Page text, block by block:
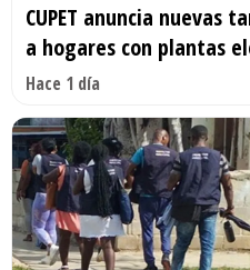
CUPET anuncia nuevas
a hogares con plantas
Hace 1 día